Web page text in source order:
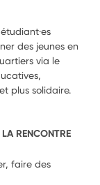
des jeunes en
via le
plus solidaire.
RENCONTRE
faire des